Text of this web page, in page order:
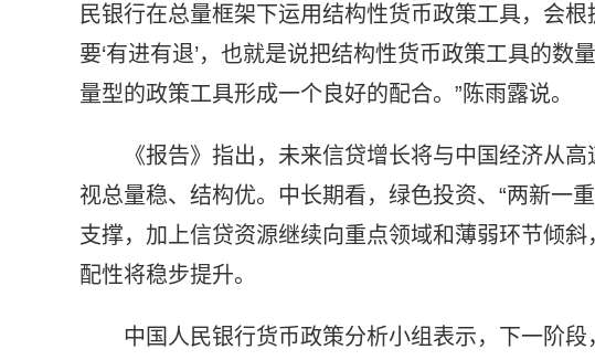
民银行在总量框架下运用结构性货币政策工具，会
要‘有进有退’，也就是说把结构性货币政策工具的
量型的政策工具形成一个良好的配合。”陈雨露说。
《报告》指出，未来信贷增长将与中国经济从
视总量稳、结构优。中长期看，绿色投资、“两新一
支撑，加上信贷资源继续向重点领域和薄弱环节倾
配性将稳步提升。
中国人民银行货币政策分析小组表示，下一阶